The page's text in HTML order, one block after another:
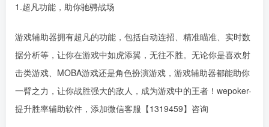
1.超凡功能，助你驰骋战场
游戏辅助器拥有超凡的功能，包括自动连招、精准瞄准、实时数
据分析等，让你在游戏中如虎添翼，无往不胜。无论你是喜欢射
击类游戏、MOBA游戏还是角色扮演游戏，游戏辅助器都能助你
一臂之力，让你战胜强大的敌人，成为游戏中的王者！wepoker-
提升胜率辅助软件，添加微信客服【1319459】咨询